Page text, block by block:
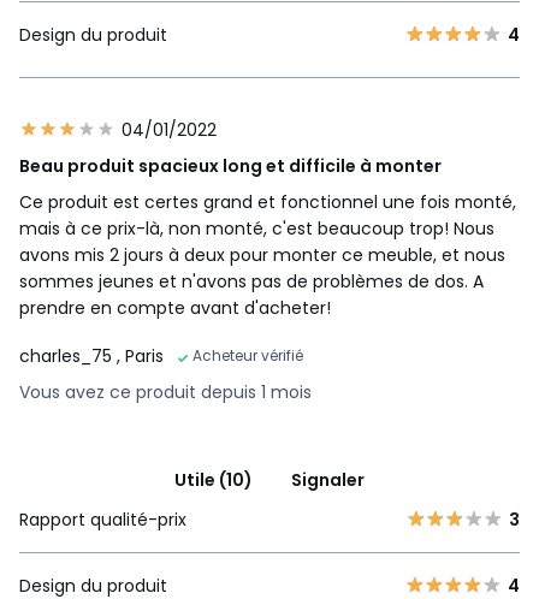
Design du produit 4
04/01/2022
Beau produit spacieux long et difficile à monter
Ce produit est certes grand et fonctionnel une fois monté,
mais à ce prix-là, non monté, c'est beaucoup trop! Nous
avons mis 2 jours à deux pour monter ce meuble, et nous
sommes jeunes et n'avons pas de problèmes de dos. A
prendre en compte avant d'acheter!
charles_75 , Paris Acheteur vérifié
Vous avez ce produit depuis 1 mois
Utile (10)
Signaler
Rapport qualité-prix
3
Design du produit 4